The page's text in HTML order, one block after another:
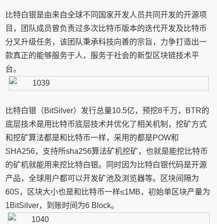
比特白银是由来自全球不同国家开发人员共同开发的开源项
目，团队成员曾负责过多次比特币版本的迭代开发及比特币
分叉升级任务，该团队秉承科技向善的宗旨，力争打造出一
款真正的能够服务于人，服务于社会的新型区块链技术平
台。
比特白银（BitSilver）发行总量10.5亿，预挖8千万，BTR的
底层技术是用比特币底层技术并优化了相关机制，挖矿方式
和挖矿算法都是和比特币一样，采用的都是POW和
SHA256，支持所sha256算法矿机挖矿，也就是能挖比特币
的矿机就能用来挖比特白银。同时因为比特白银代码是开源
产品，全球用户都可以开发矿池及浏览器等。区块间隔为
60S，区块大小也是和比特币一样≤1MB，初始单区块产量为
1BitSilver，到账时间为6 Block。